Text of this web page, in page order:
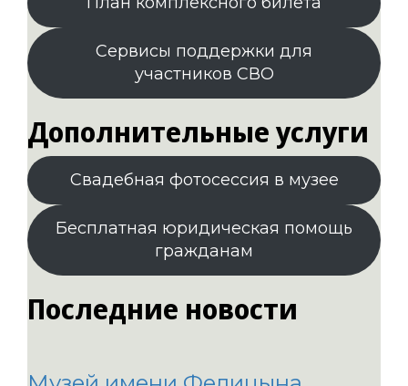
Сервисы поддержки для
участников СВО
Дополнительные услуги
Свадебная фотосессия в музее
Бесплатная юридическая помощь
гражданам
Последние новости